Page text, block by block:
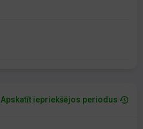
Apskatīt iepriekšējos periodus